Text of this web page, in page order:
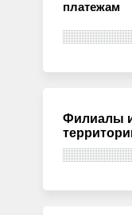
платежам
Филиалы